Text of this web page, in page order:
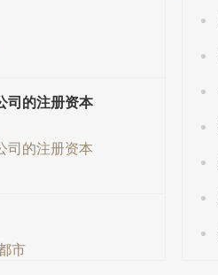
司的注册资本
司的注册资本
市